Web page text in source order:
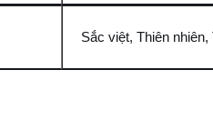
Sắc việt, Thiên